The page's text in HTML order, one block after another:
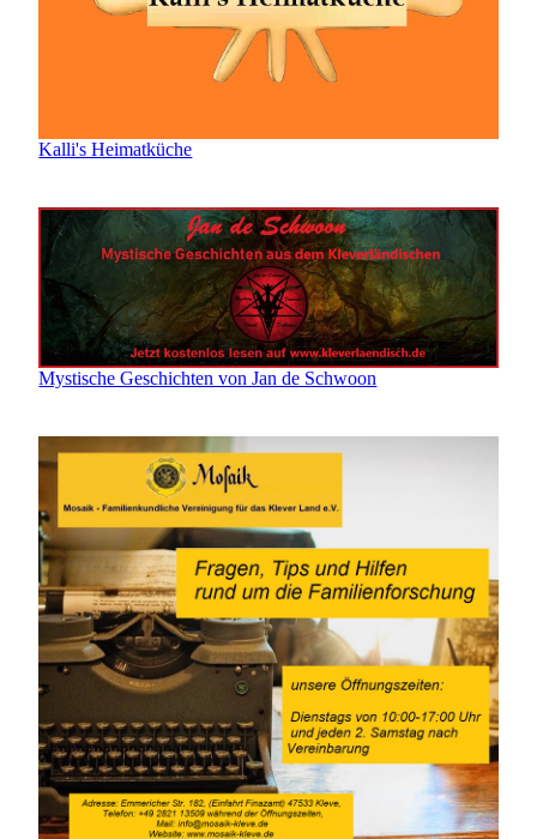
Kalli's Heimatküche
Mystische Geschichten von Jan de Schwoon